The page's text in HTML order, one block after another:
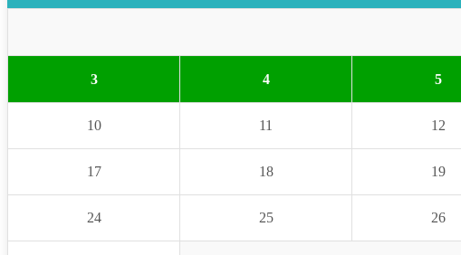
3 4 5
10 11 12
17 18 19
24 25 26